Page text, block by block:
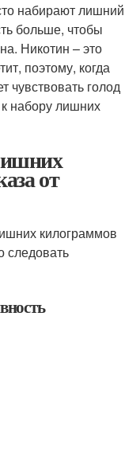
набирают лишний
больше, чтобы
Никотин – это
поэтому, когда
чувствовать голод
набору лишних
от
килограммов
следовать